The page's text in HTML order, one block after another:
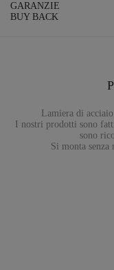
GARANZIE
BUY BACK
Lamiera di
I nostri prodotti sono
sono
Si monta